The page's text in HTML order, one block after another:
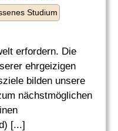
Studium
erfordern. Die
ehrgeizigen
bilden unsere
nächstmöglichen
[...]